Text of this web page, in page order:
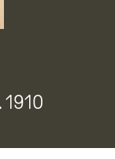
1910